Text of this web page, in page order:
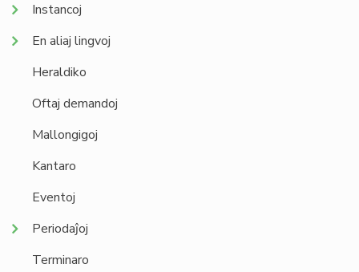
Instancoj
En aliaj lingvoj
Heraldiko
Oftaj demandoj
Mallongigoj
Kantaro
Eventoj
Periodaĵoj
Terminaro